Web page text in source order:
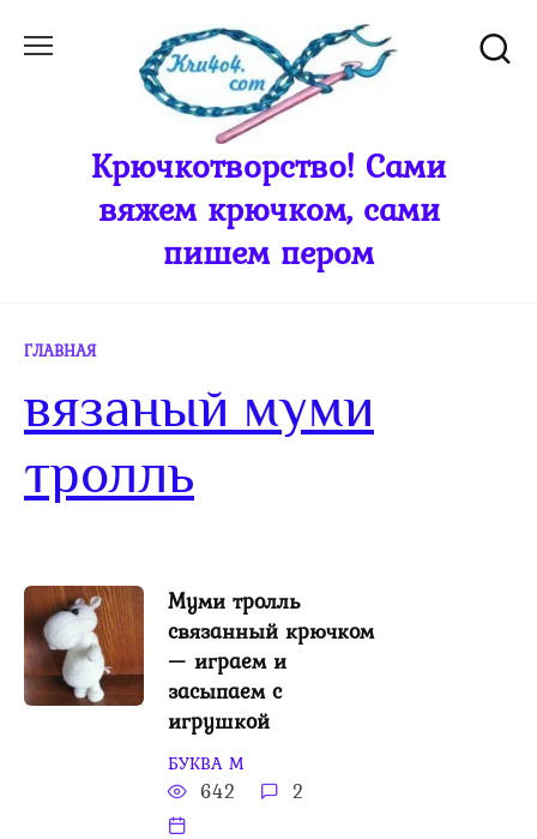
Крючкотворство! Сами
вяжем крючком, сами
пишем пером
ГЛАВНАЯ
вязаный муми
тролль
Муми тролль
связанный крючком
— играем и
засыпаем с
игрушкой
БУКВА М
642 2